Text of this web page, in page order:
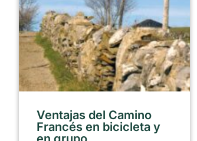
Ventajas del Camino
Francés en bicicleta y